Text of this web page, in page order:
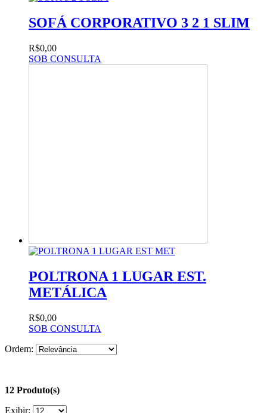
SOFÁ CORPORATIVO 3 2 1 SLIM
R$0,00
SOB CONSULTA
POLTRONA 1 LUGAR EST.
METÁLICA
R$0,00
SOB CONSULTA
Ordem:
12 Produto(s)
Exibir: